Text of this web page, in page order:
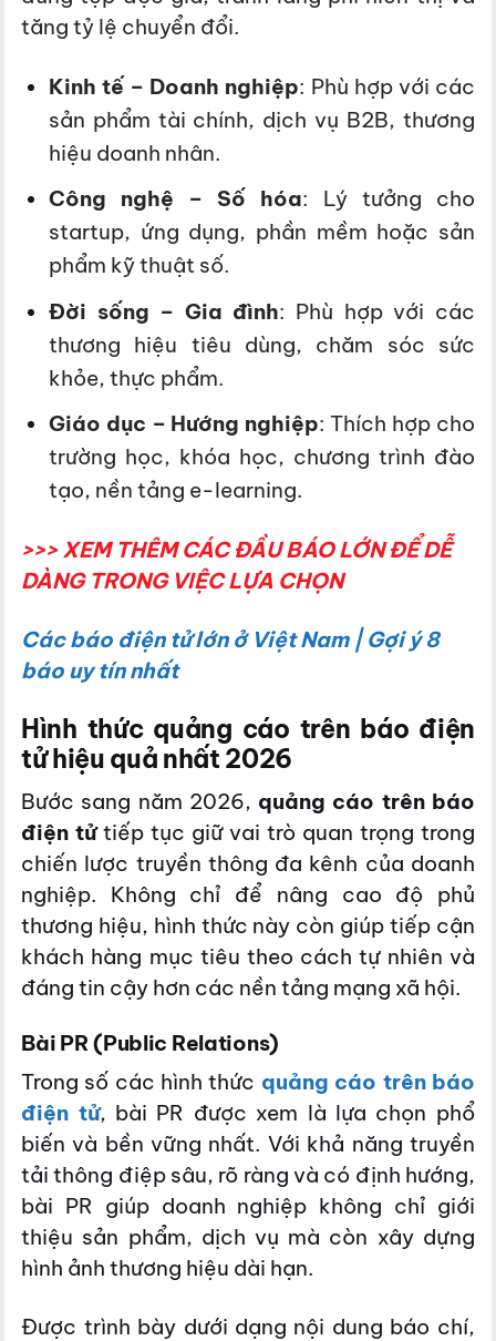
tăng tỷ lệ chuyển đổi.
Kinh tế – Doanh nghiệp: Phù hợp với các
sản phẩm tài chính, dịch vụ B2B, thương
hiệu doanh nhân.
Công nghệ – Số hóa: Lý tưởng cho
startup, ứng dụng, phần mềm hoặc sản
phẩm kỹ thuật số.
Đời sống – Gia đình: Phù hợp với các
thương hiệu tiêu dùng, chăm sóc sức
khỏe, thực phẩm.
Giáo dục – Hướng nghiệp: Thích hợp cho
trường học, khóa học, chương trình đào
tạo, nền tảng e-learning.
>>> XEM THÊM CÁC ĐẦU BÁO LỚN ĐỂ DỄ
DÀNG TRONG VIỆC LỰA CHỌN
Các báo điện tử lớn ở Việt Nam | Gợi ý 8
báo uy tín nhất
Hình thức quảng cáo trên báo điện
tử hiệu quả nhất 2026
Bước sang năm 2026, quảng cáo trên báo
điện tửtiếp tục giữ vai trò quan trọng trong
chiến lược truyền thông đa kênh của doanh
nghiệp. Không chỉ để nâng cao độ phủ
thương hiệu, hình thức này còn giúp tiếp cận
khách hàng mục tiêu theo cách tự nhiên và
đáng tin cậy hơn các nền tảng mạng xã hội.
Bài PR (Public Relations)
Trong số các hình thức quảng cáo trên báo
điện tử, bài PR được xem là lựa chọn phổ
biến và bền vững nhất. Với khả năng truyền
tải thông điệp sâu, rõ ràng và có định hướng,
bài PR giúp doanh nghiệp không chỉ giới
thiệu sản phẩm, dịch vụ mà còn xây dựng
hình ảnh thương hiệu dài hạn.
Được trình bày dưới dạng nội dung báo chí,